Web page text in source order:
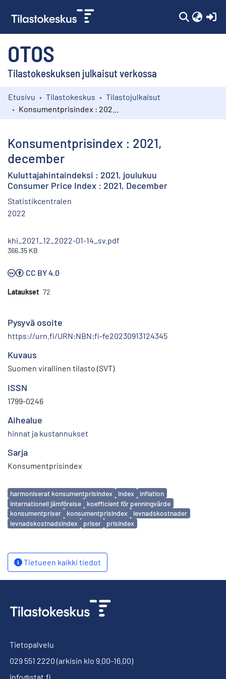
OTOS
Tilastokeskuksen julkaisut verkossa
Kokoelmat
Etusivu Tilastokeskus
Tilastojulkaisut
Konsumentprisindex : 2021,
december
Kuluttajahintaindeksi : 2021, joulukuu
Consumer Price Index : 2021, December
Statistikcentralen
2022
khi_2021_12_2022-01-14_sv.pdf
366.35 KB
CC BY 4.0
Lataukset 72
Pysyvä osoite
https://urn.fi/URN:NBN:fi-fe20230913124345
Kuvaus
Suomen virallinen tilasto (SVT)
ISSN
1799-0246
Aihealue
hinnat ja kustannukset
Sarja
Konsumentprisindex
Avainsanat
harmoniserat konsumentprisindex index
inflation
internationell jämförelse
koefficient för penningvärde
konsumentpriser
konsumentprisindex
levnadskostnader
levnadskostnadsindex
priser prisindex
Tietueen kaikki tiedot
Tietopalvelu
029 551 2220 (arkisin klo 9.00-16.00)
info@stat.fi